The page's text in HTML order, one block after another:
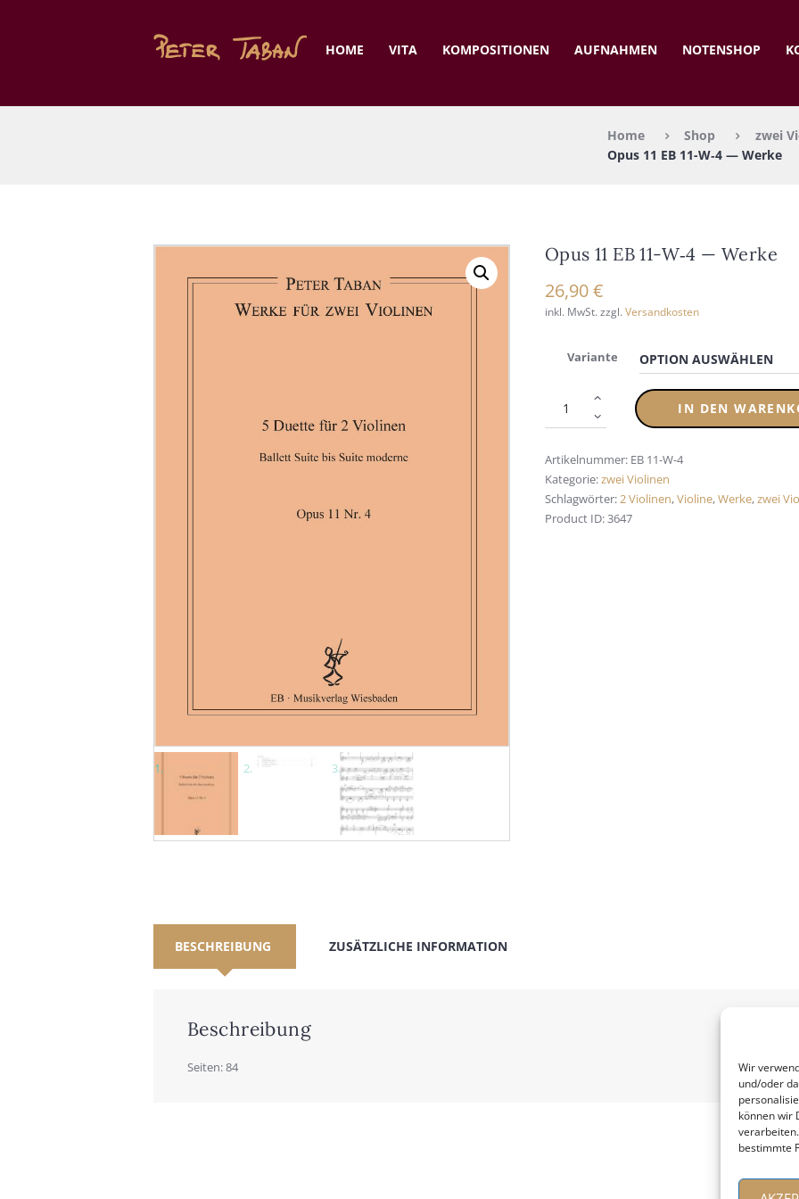
Wir
und/oder
können wir
bestimmte
HOME VITA KOM­PO­SI­TIO­NEN AUF­NAH­MEN NOTEN­SHOP
Home Shop
zwei
Opus 11 EB 11-W‑4 — Wer­ke
Opus 11 EB 11-W‑4 — Wer­ke
26,90€
inkl. MwSt. zzgl. Versandkosten
Variante
IN DEN
Artikelnummer: EB 11-W-4
Kategorie:zwei Violinen
Schlagwörter:2 Violinen,Violine,Werke,zwei
Product ID:3647
BESCHREIBUNG ZUSÄTZLICHE INFORMATION
Beschreibung
Sei­ten: 84